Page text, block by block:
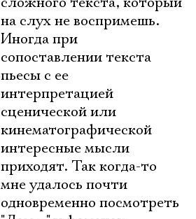
на слух не воспримешь.
Иногда при
сопоставлении текста
пьесы с ее
интерпретацией
сценической или
кинематографической
интересные мысли
приходят. Так когда-то
мне удалось почти
одновременно посмотреть